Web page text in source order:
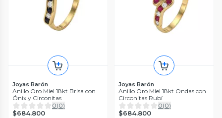
Joyas Barón
Anillo Oro Miel 18kt Brisa con
Ónix y Circonitas
0(0)
$684.800
Joyas Barón
Anillo Oro Miel 18kt Ondas con
Circonitas Rubí
0(0)
$684.800